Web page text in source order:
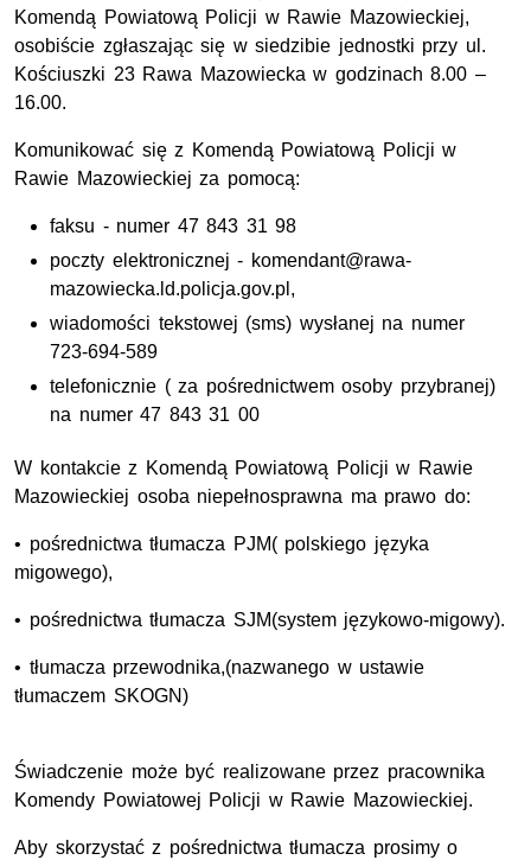
Komendą Powiatową Policji w Rawie Mazowieckiej,
osobiście zgłaszając się w siedzibie jednostki przy ul.
Kościuszki 23 Rawa Mazowiecka w godzinach 8.00 –
16.00.
Komunikować się z Komendą Powiatową Policji w
Rawie Mazowieckiej za pomocą:
faksu - numer 47 843 31 98
poczty elektronicznej - komendant@rawa-
mazowiecka.ld.policja.gov.pl,
wiadomości tekstowej (sms) wysłanej na numer
723-694-589
telefonicznie ( za pośrednictwem osoby przybranej)
na numer 47 843 31 00
W kontakcie z Komendą Powiatową Policji w Rawie
Mazowieckiej osoba niepełnosprawna ma prawo do:
• pośrednictwa tłumacza PJM( polskiego języka
migowego),
• pośrednictwa tłumacza SJM(system językowo-migowy).
• tłumacza przewodnika,(nazwanego w ustawie
tłumaczem SKOGN)
Świadczenie może być realizowane przez pracownika
Komendy Powiatowej Policji w Rawie Mazowieckiej.
Aby skorzystać z pośrednictwa tłumacza prosimy o